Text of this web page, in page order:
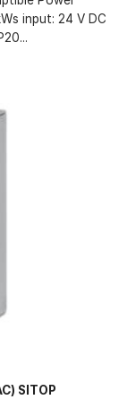
input: 24 V DC
SITOP